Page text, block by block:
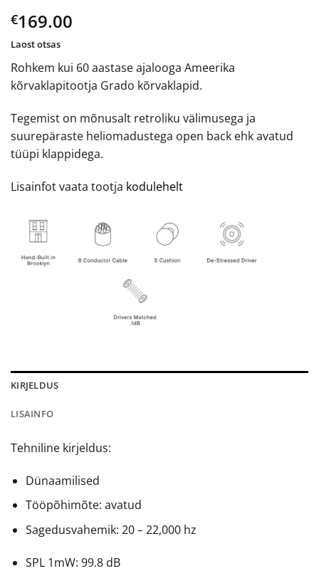
€169.00
Rohkem kui 60 aastase ajalooga Ameerika
kõrvaklapitootja Grado kõrvaklapid.
Tegemist on mõnusalt retroliku välimusega ja
suurepäraste heliomadustega open back ehk avatud
tüüpi klappidega.
Lisainfot vaata tootja kodulehelt
Laost otsas
KIRJELDUS
LISAINFO
Tehniline kirjeldus:
Dünaamilised
Tööpõhimõte: avatud
Sagedusvahemik: 20 – 22,000 hz
SPL 1mW: 99.8 dB